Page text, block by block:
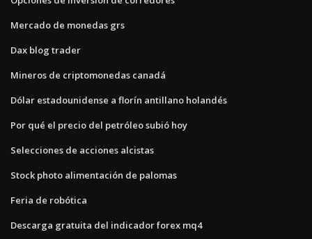
Mercado de monedas grs
Dax blog trader
Mineros de criptomonedas canadá
Dólar estadounidense a florín antillano holandés
Por qué el precio del petróleo subió hoy
Selecciones de acciones alcistas
Stock photo alimentación de palomas
Feria de robótica
Descarga gratuita del indicador forex mq4